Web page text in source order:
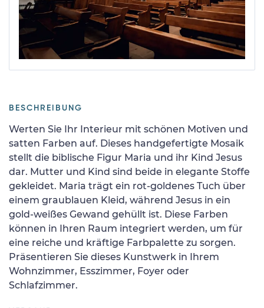
BESCHREIBUNG
Werten Sie Ihr Interieur mit schönen Motiven und
satten Farben auf. Dieses handgefertigte Mosaik
stellt die biblische Figur Maria und ihr Kind Jesus
dar. Mutter und Kind sind beide in elegante Stoffe
gekleidet. Maria trägt ein rot-goldenes Tuch über
einem graublauen Kleid, während Jesus in ein
gold-weißes Gewand gehüllt ist. Diese Farben
können in Ihren Raum integriert werden, um für
eine reiche und kräftige Farbpalette zu sorgen.
Präsentieren Sie dieses Kunstwerk in Ihrem
Wohnzimmer, Esszimmer, Foyer oder
Schlafzimmer.